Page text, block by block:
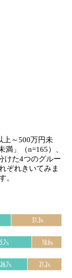
上～500万円未
」（n=165）、
けた4つのグルー
ぞれきいてみま
。